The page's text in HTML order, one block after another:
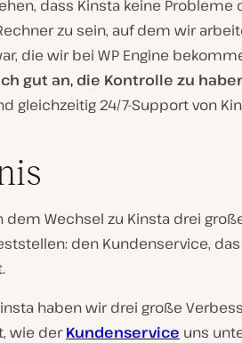
dass Kinsta keine Probleme
zu sein, auf dem wir
die wir bei WP Engine
gut an, die Kontrolle zu
gleichzeitig 24/7-Support von
dem Wechsel zu Kinsta drei
den Kundenservice, das
haben wir drei große
wie derKundenservice uns